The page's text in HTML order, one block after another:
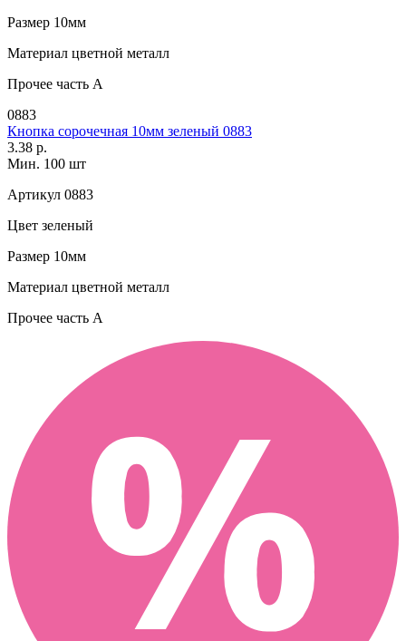
Размер 10мм
Материал цветной металл
Прочее часть A
0883
Кнопка сорочечная 10мм зеленый 0883
3.38 р.
Мин. 100 шт
Артикул 0883
Цвет зеленый
Размер 10мм
Материал цветной металл
Прочее часть A